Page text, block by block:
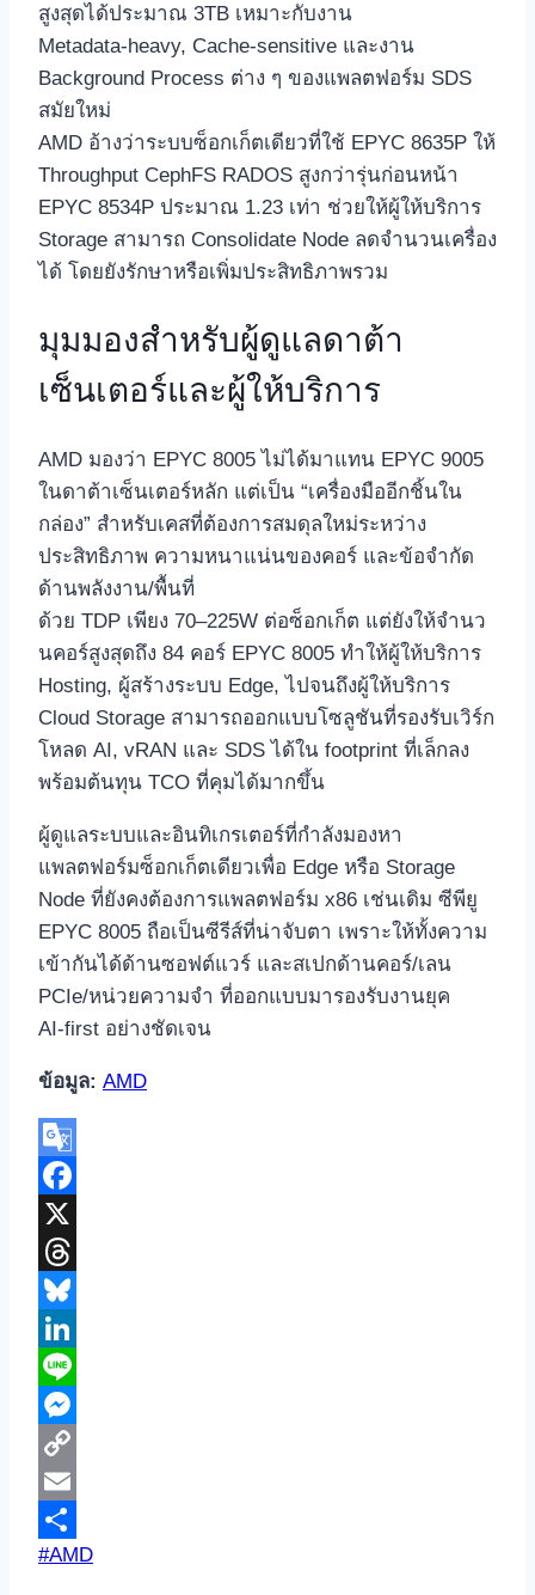
สูงสุดได้ประมาณ 3TB เหมาะกับงาน
Metadata‑heavy, Cache‑sensitive และงาน
Background Process ต่าง ๆ ของแพลตฟอร์ม SDS
สมัยใหม่
AMD อ้างว่าระบบซ็อกเก็ตเดียวที่ใช้ EPYC 8635P ให้
Throughput CephFS RADOS สูงกว่ารุ่นก่อนหน้า
EPYC 8534P ประมาณ 1.23 เท่า ช่วยให้ผู้ให้บริการ
Storage สามารถ Consolidate Node ลดจำนวนเครื่อง
ได้ โดยยังรักษาหรือเพิ่มประสิทธิภาพรวม
มุมมองสำหรับผู้ดูแลดาต้า
เซ็นเตอร์และผู้ให้บริการ
AMD มองว่า EPYC 8005 ไม่ได้มาแทน EPYC 9005
ในดาต้าเซ็นเตอร์หลัก แต่เป็น “เครื่องมืออีกชิ้นใน
กล่อง” สำหรับเคสที่ต้องการสมดุลใหม่ระหว่าง
ประสิทธิภาพ ความหนาแน่นของคอร์ และข้อจำกัด
ด้านพลังงาน/พื้นที่
ด้วย TDP เพียง 70–225W ต่อซ็อกเก็ต แต่ยังให้จำนว
นคอร์สูงสุดถึง 84 คอร์ EPYC 8005 ทำให้ผู้ให้บริการ
Hosting, ผู้สร้างระบบ Edge, ไปจนถึงผู้ให้บริการ
Cloud Storage สามารถออกแบบโซลูชันที่รองรับเวิร์ก
โหลด AI, vRAN และ SDS ได้ใน footprint ที่เล็กลง
พร้อมต้นทุน TCO ที่คุมได้มากขึ้น
ผู้ดูแลระบบและอินทิเกรเตอร์ที่กำลังมองหา
แพลตฟอร์มซ็อกเก็ตเดียวเพื่อ Edge หรือ Storage
Node ที่ยังคงต้องการแพลตฟอร์ม x86 เช่นเดิม ซีพียู
EPYC 8005 ถือเป็นซีรีส์ที่น่าจับตา เพราะให้ทั้งความ
เข้ากันได้ด้านซอฟต์แวร์ และสเปกด้านคอร์/เลน
PCIe/หน่วยความจำ ที่ออกแบบมารองรับงานยุค
AI‑first อย่างชัดเจน
ข้อมูล: AMD
Google
Translate
Facebook
X
Threads
Bluesky
LinkedIn
Line
Messenger
Copy
Link
Email
Share
Post
#AMD